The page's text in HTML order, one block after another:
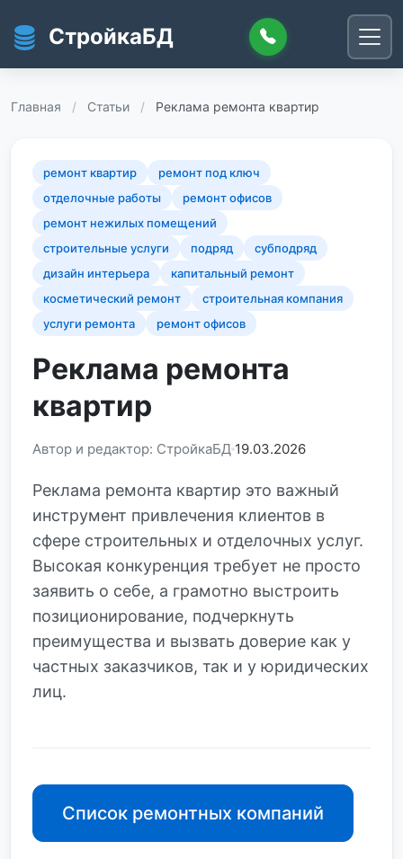
СтройкаБД
Главная / Статьи / Реклама ремонта квартир
ремонт квартир
ремонт под ключ
отделочные работы
ремонт офисов
ремонт нежилых помещений
строительные услуги
подряд
субподряд
дизайн интерьера
капитальный ремонт
косметический ремонт
строительная компания
услуги ремонта
ремонт офисов
Реклама ремонта
квартир
Автор и редактор: СтройкаБД 19.03.2026
Реклама ремонта квартир это важный
инструмент привлечения клиентов в
сфере строительных и отделочных услуг.
Высокая конкуренция требует не просто
заявить о себе, а грамотно выстроить
позиционирование, подчеркнуть
преимущества и вызвать доверие как у
частных заказчиков, так и у юридических
лиц.
Список ремонтных компаний